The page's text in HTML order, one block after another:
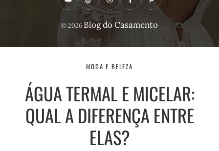
Y
o
t
T
i
t
o
I
n
t
a
r
a
m
F
a
e
b
o
k
P
i
t
s
© 2026 Blog do Casamento
MODA E BELEZA
ÁGUA TERMAL E MICELAR:
QUAL A DIFERENÇA ENTRE
ELAS?